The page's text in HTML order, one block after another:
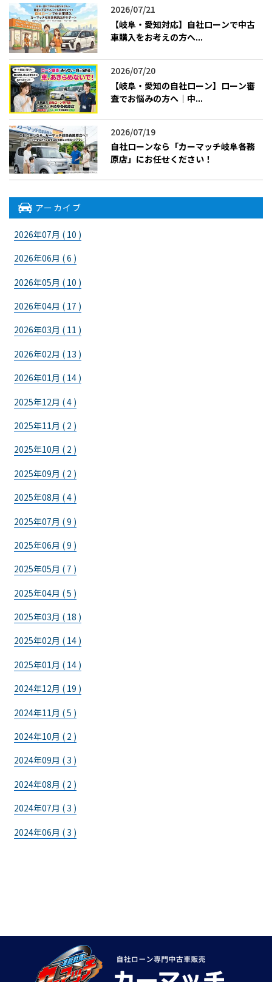
2026/07/21
【岐阜・愛知対応】自社ローンで中古
車購入をお考えの方へ...
2026/07/20
【岐阜・愛知の自社ローン】ローン審
査でお悩みの方へ｜中...
2026/07/19
​自社ローンなら「カーマッチ岐阜各務
原店」にお任せください！
アーカイブ
2026年07月 ( 10 )
2026年06月 ( 6 )
2026年05月 ( 10 )
2026年04月 ( 17 )
2026年03月 ( 11 )
2026年02月 ( 13 )
2026年01月 ( 14 )
2025年12月 ( 4 )
2025年11月 ( 2 )
2025年10月 ( 2 )
2025年09月 ( 2 )
2025年08月 ( 4 )
2025年07月 ( 9 )
2025年06月 ( 9 )
2025年05月 ( 7 )
2025年04月 ( 5 )
2025年03月 ( 18 )
2025年02月 ( 14 )
2025年01月 ( 14 )
2024年12月 ( 19 )
2024年11月 ( 5 )
2024年10月 ( 2 )
2024年09月 ( 3 )
2024年08月 ( 2 )
2024年07月 ( 3 )
2024年06月 ( 3 )